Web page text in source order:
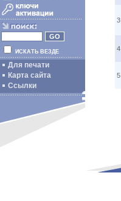
ИСКАТЬ ВЕЗДЕ
Для печати
Карта сайта
Ссылки
3
4
5